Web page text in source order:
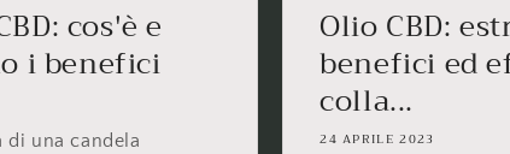
cos'è e
i benefici
di una candela
Olio CBD:
benefici ed
colla...
24 APRILE 2023